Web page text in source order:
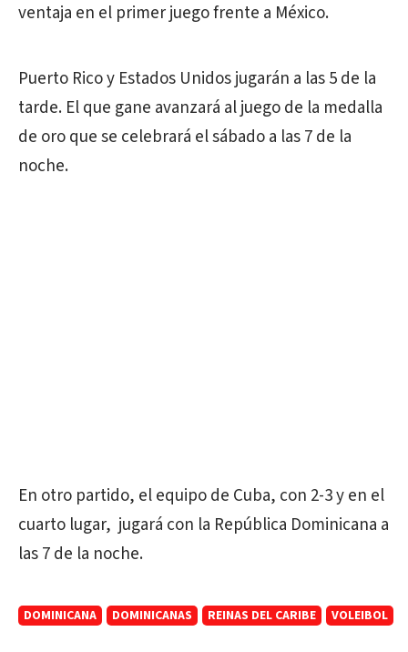
ventaja en el primer juego frente a México.
Puerto Rico y Estados Unidos jugarán a las 5 de la
tarde. El que gane avanzará al juego de la medalla
de oro que se celebrará el sábado a las 7 de la
noche.
En otro partido, el equipo de Cuba, con 2-3 y en el
cuarto lugar, jugará con la República Dominicana a
las 7 de la noche.
DOMINICANA DOMINICANAS REINAS DEL CARIBE VOLEIBOL